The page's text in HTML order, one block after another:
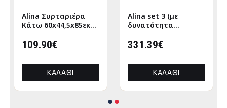
Alina Συρταριέρα
Κάτω 60x44,5x85εκ
109.90€
ΚΑΛΆΘΙ
Alina set 3 (με
δυνατότητα
Μόκκα Σετ 5 κουτιών
331.39€
ΚΑΛΆΘΙ